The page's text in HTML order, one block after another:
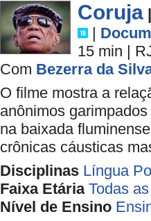
Coruja
|
15 min |
Com Bezerra da
O filme mostra a
anônimos
na baixada
crônicas cáusticas
Disciplinas Língua
Faixa Etária Todas
Nível de Ensino